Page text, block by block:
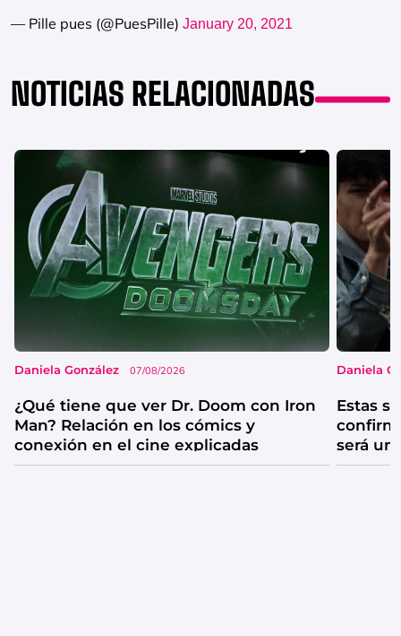
— Pille pues (@PuesPille) January 20, 2021
NOTICIAS RELACIONADAS
Daniela González 07/08/2026
¿Qué tiene que ver Dr. Doom con Iron
Man? Relación en los cómics y
conexión en el cine explicadas
Daniela
Estas
será